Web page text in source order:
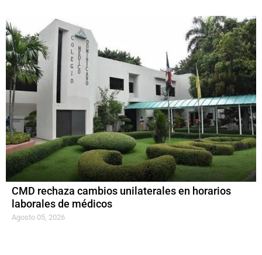
CMD rechaza cambios unilaterales en horarios
laborales de médicos
Agosto 05, 2026